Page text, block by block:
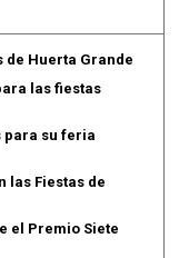
de Huerta Grande
las fiestas
para su feria
las Fiestas de
el Premio Siete